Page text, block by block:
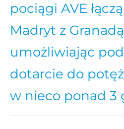
pociągi AVE
Madryt z
umożliwiając
dotarcie do
w nieco ponad 3